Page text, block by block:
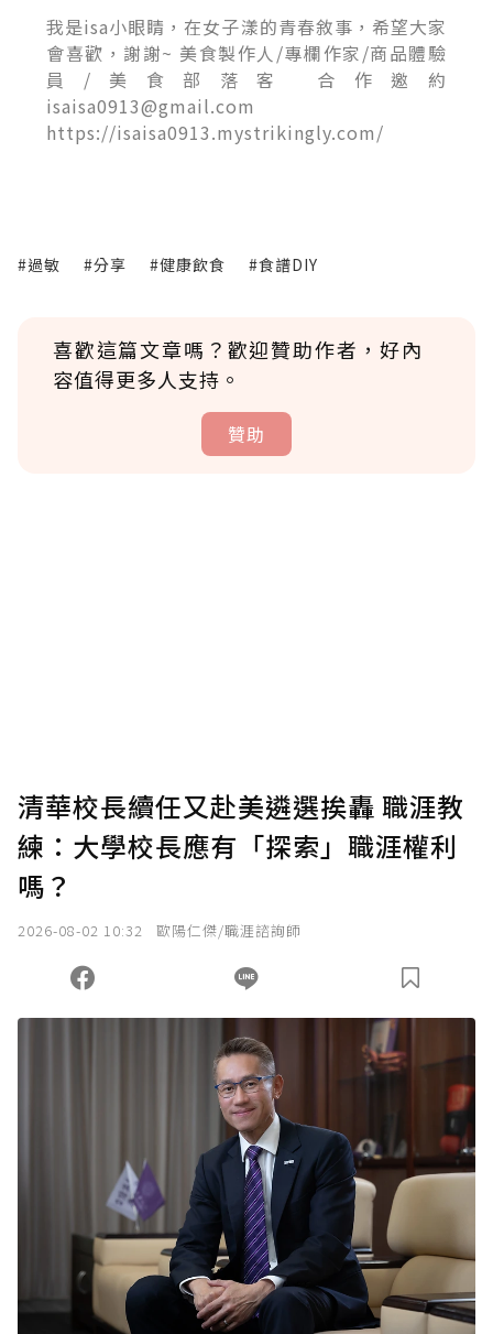
我是isa小眼睛，在女子漾的青春敘事，希望大家
會喜歡，謝謝~ 美食製作人/專欄作家/商品體驗
員/美食部落客 合作邀約
isaisa0913@gmail.com
https://isaisa0913.mystrikingly.com/
#過敏 #分享 #健康飲食 #食譜DIY
喜歡這篇文章嗎？歡迎贊助作者，好內
容值得更多人支持。
贊助
確認送出
您當前剩餘 U 利點數：0點；前往 購買點數
清華校長續任又赴美遴選挨轟 職涯教
練：大學校長應有「探索」職涯權利
嗎？
2026-08-02 10:32 歐陽仁傑/職涯諮詢師